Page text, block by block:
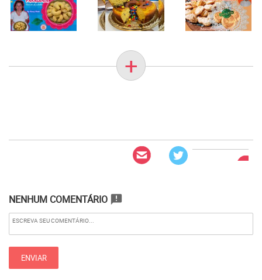
+
NENHUM COMENTÁRIO announcement